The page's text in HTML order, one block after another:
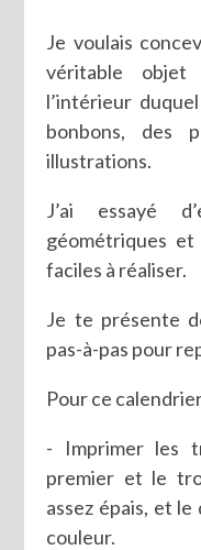
Je voulais
véritable
l’intérieur
bonbons, des
illustrations.
J’ai essayé
géométriques
faciles à réaliser.
Je te présente
pas-à-pas pour
Pour ce
- Imprimer les
premier et le
assez épais, et
couleur.